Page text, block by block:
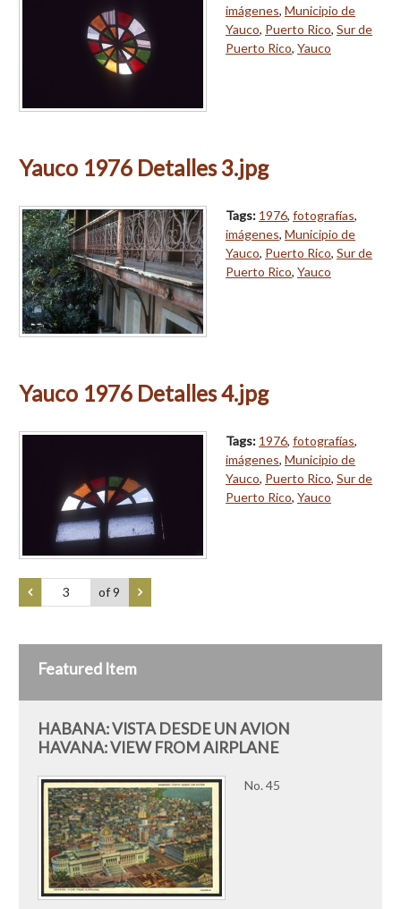
imágenes, Municipio de
Yauco, Puerto Rico, Sur de
Puerto Rico, Yauco
Yauco 1976 Detalles 3.jpg
Tags: 1976, fotografías,
imágenes, Municipio de
Yauco, Puerto Rico, Sur de
Puerto Rico, Yauco
Yauco 1976 Detalles 4.jpg
Tags: 1976, fotografías,
imágenes, Municipio de
Yauco, Puerto Rico, Sur de
Puerto Rico, Yauco
of 9
Featured Item
HABANA: VISTA DESDE UN AVION
HAVANA: VIEW FROM AIRPLANE
No. 45